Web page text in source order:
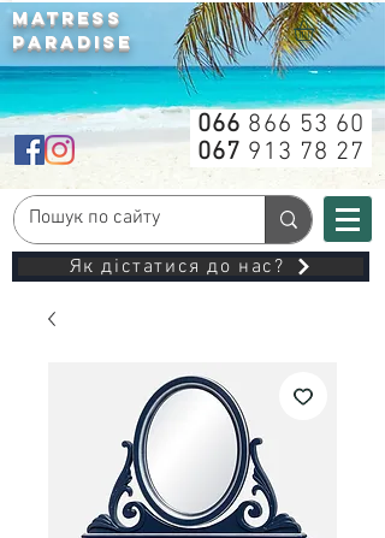
MATRESS
PARADISE
066 866 53 60
067 913 78 27
Як дістатися до нас?